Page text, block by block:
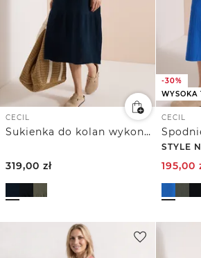
CECIL
Sukienka do kolan wykonana z muślinu
319,00 zł
-30%
WYSOKA
CECIL
STYLE
195,00